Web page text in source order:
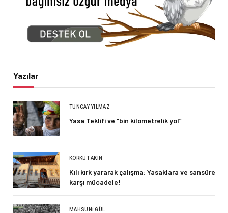
Yazılar
TUNCAY YILMAZ
Yasa Teklifi ve “bin kilometrelik yol”
KORKUT AKIN
Kılı kırk yararak çalışma: Yasaklara ve sansüre
karşı mücadele!
MAHSUNI GÜL